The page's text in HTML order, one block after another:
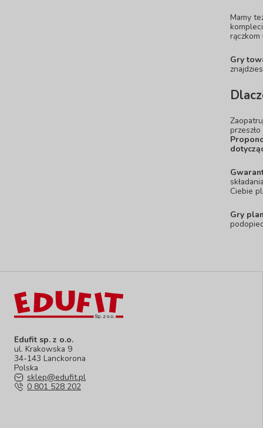
Mamy
Gry
Ciebie
Gry
Edufit sp. z o.o.
ul. Krakowska 9
34-143 Lanckorona
Polska
sklep@edufit.pl
0 801 528 202